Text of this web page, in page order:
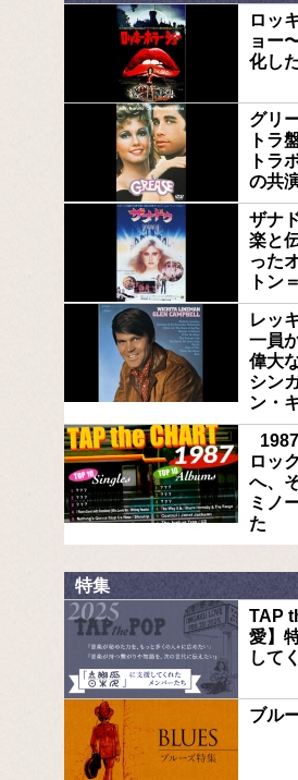
ロッ
ョー
化し
グリ
トラ
トラ
の共
ザナ
楽と
った
トン
レッ
一員
偉大
シン
ン・
ロッ
へ、
ミノ
た
特集
TAP
愛】
して
ブル